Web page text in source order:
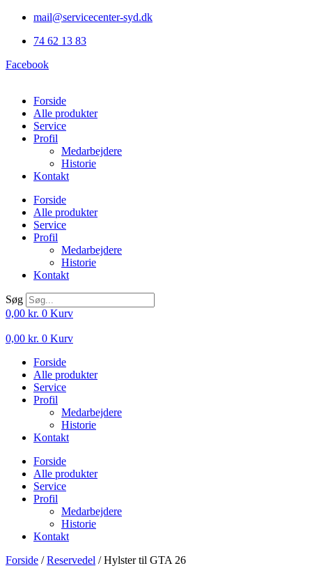
Videre
indhold
mail@servicecenter-syd.dk
74 62 13 83
Facebook
Forside
Alle produkter
Service
Profil
Medarbejdere
Historie
Kontakt
Forside
Alle produkter
Service
Profil
Medarbejdere
Historie
Kontakt
Søg
0,00 kr. 0 Kurv
0,00 kr. 0 Kurv
Forside
Alle produkter
Service
Profil
Medarbejdere
Historie
Kontakt
Forside
Alle produkter
Service
Profil
Medarbejdere
Historie
Kontakt
Forside /Reservedel / Hylster til GTA 26